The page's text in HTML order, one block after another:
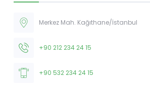
Merkez Mah. Kağıthane/İstanbul
+90 212 234 24 15
+90 532 234 24 15